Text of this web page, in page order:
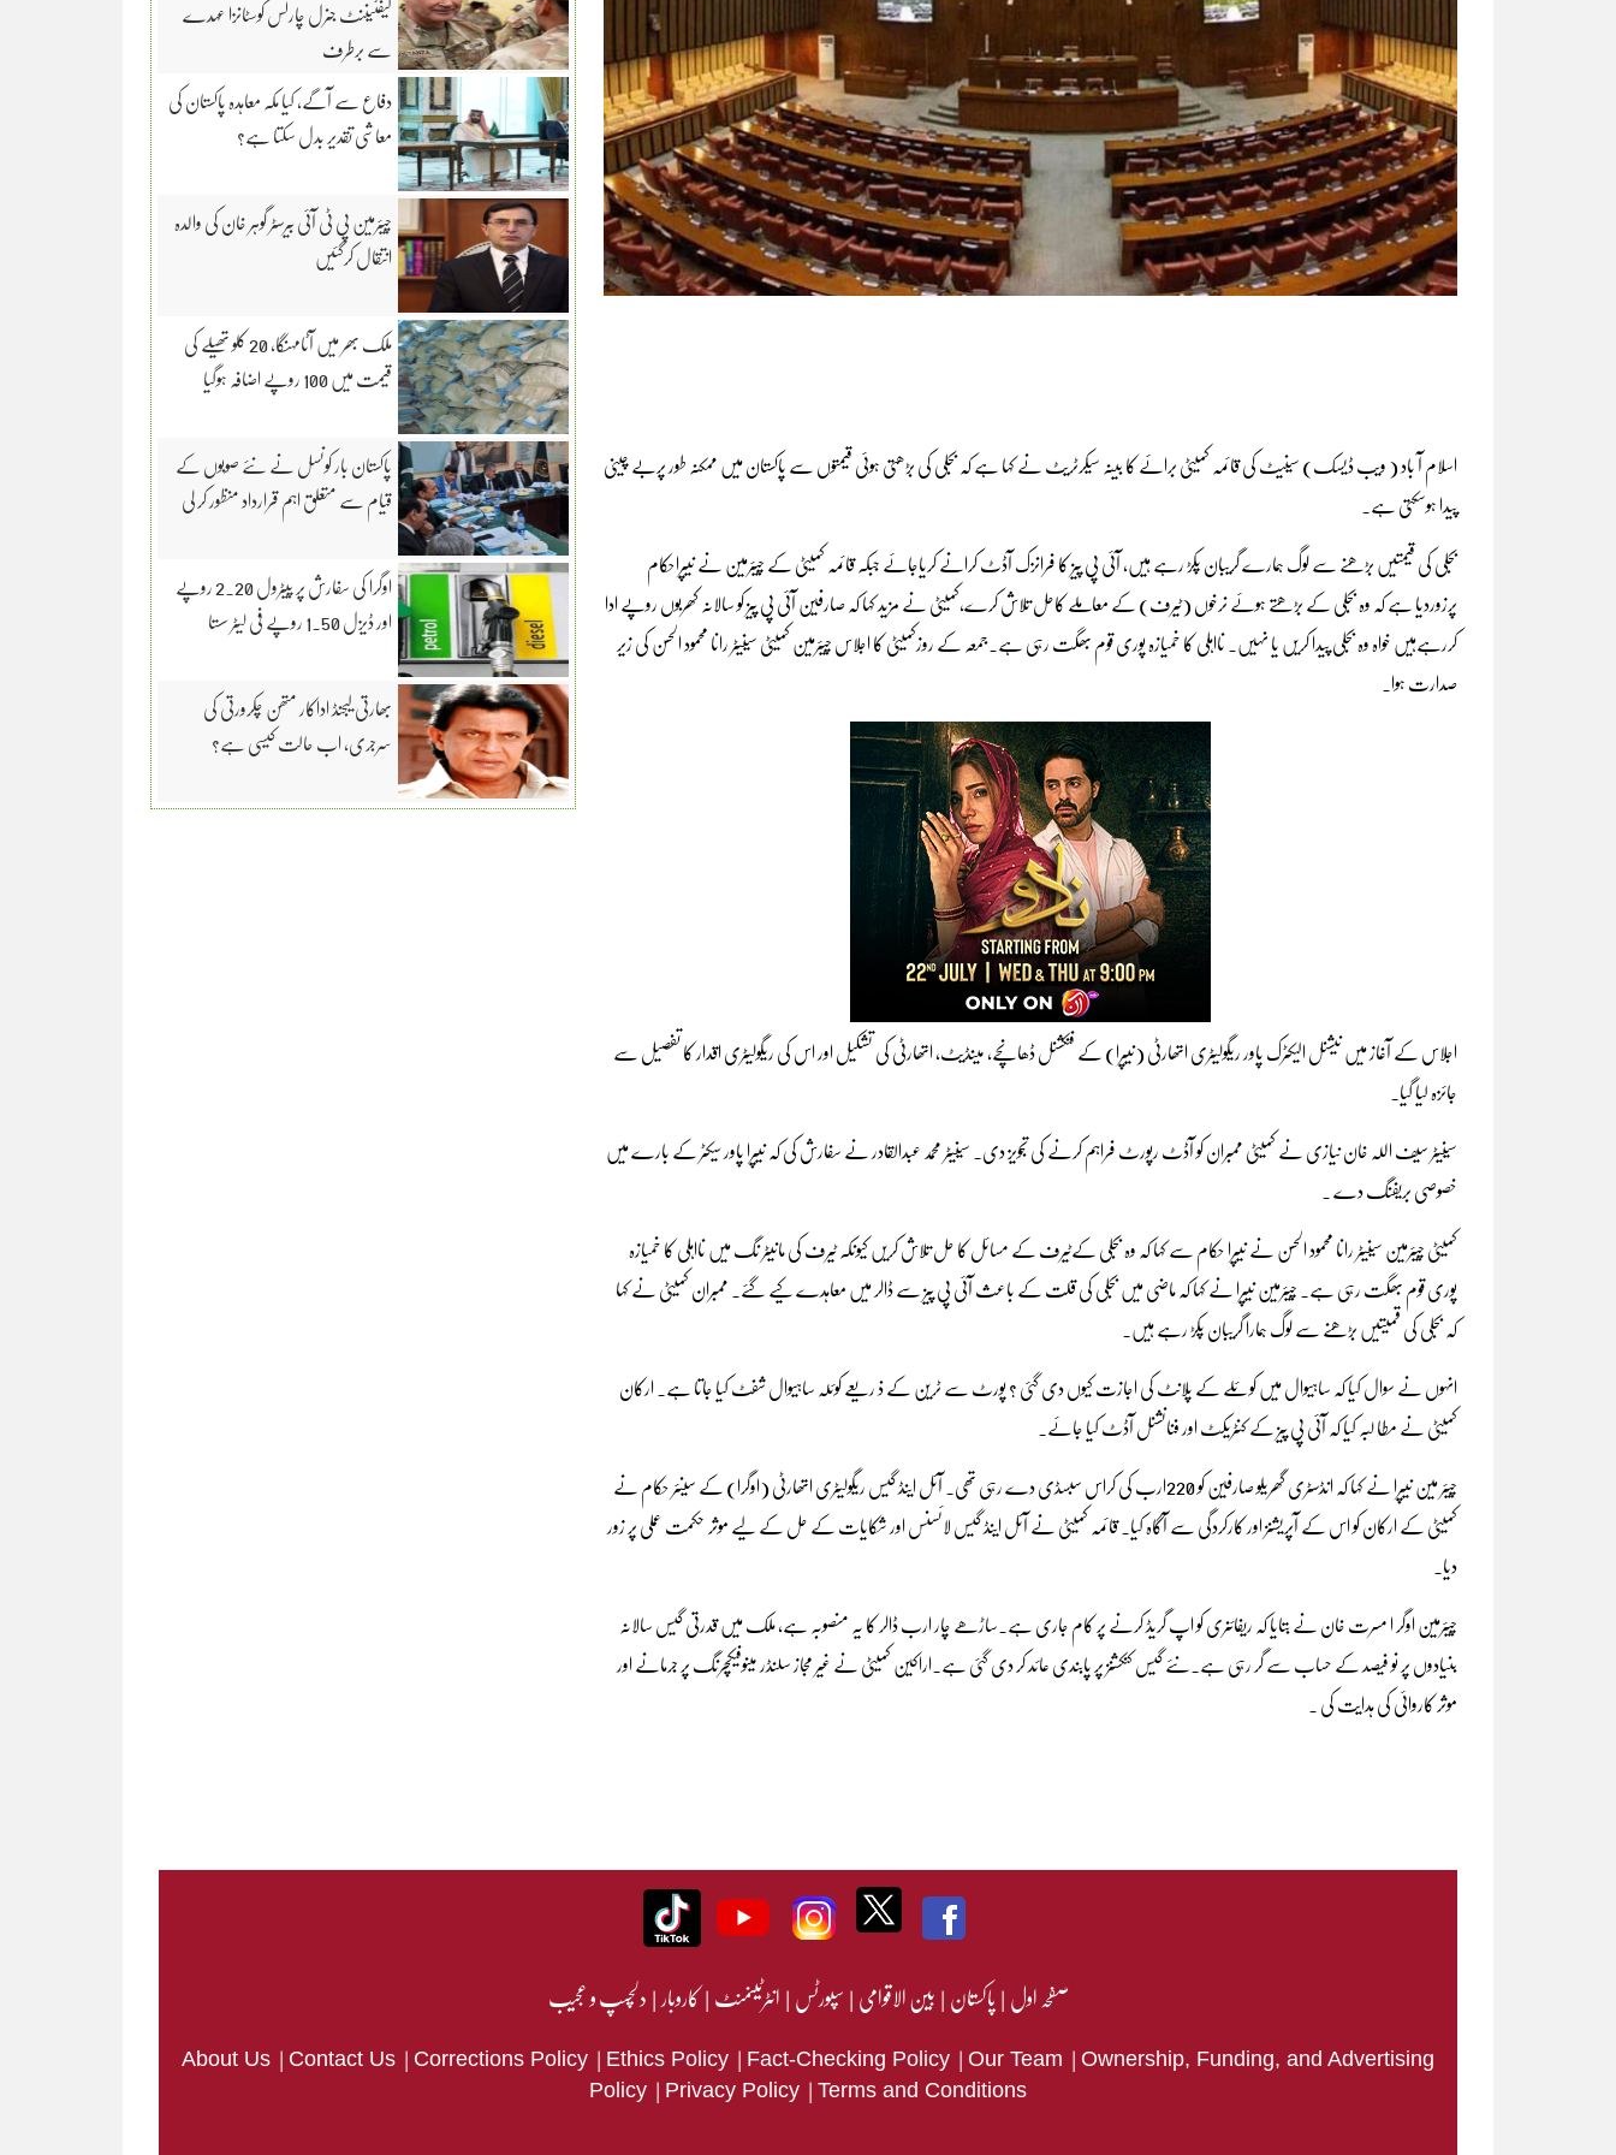
اسلام آ باد ( ویب ڈیسک) سینیٹ کی قائمہ کمیٹی برائے کا بینہ سیکرٹریٹ نے کہا ہے کہ بجلی کی بڑھتی ہوئی قیمتوں سے پاکستان میں ممکنہ طور پربے چینی
پیدا ہوسکتی ہے۔
بجلی کی قیمتیں بڑھنے سے لوگ ہمارے گریبان پکڑ رہے ہیں، آئی پی پیز کا فرانزک آڈٹ کرانے کریاجائے جبکہ قائمہ کمیٹی کے چیئرمین نے نیپراحکام
پرزوردیا ہے کہ وہ بجلی کے بڑھتے ہوئے نرخوں (ٹیرف) کے معاملے کاحل تلاش کرے،کمیٹی نے مزید کہا کہ صارفین آئی پی پیز کو سالانہ کھربوں روپے ادا
کررہےہیں خواہ وہ بجلی پیدا کریں یا نہیں۔ نااہلی کا خمیازہ پوری قوم بھگت رہی ہے۔جمعہ کے روزکمیٹی کا اجلاس چیئرمین کمیٹی سینیٹر رانا محمود الحسن کی زیر
صدارت ہوا۔
اجلاس کے آغاز میں نیشنل الیکٹرک پاور ریگولیٹری اتھارٹی (نیپرا) کے فنکشنل ڈھانچے، مینڈیٹ، اتھارٹی کی تشکیل اور اس کی ریگولیٹری اقدار کا تفصیل سے
جائزہ لیا گیا۔
سینیٹر سیف اللہ خان نیازی نے کمیٹی ممبران کو آڈٹ رپورٹ فراہم کرنے کی تجویز دی۔ سینیٹر محمد عبدالقادر نے سفارش کی کہ نیپرا پاور سیکٹر کے بارے میں
خصوصی بریفنگ دے ۔
کمیٹی چیئرمین سینیٹر رانا محمود الحسن نے نیپرا حکام سے کہا کہ وہ بجلی کےٹیرف کے مسائل کا حل تلاش کریں کیونکہ ٹیرف کی مانیٹر نگ میں نااہلی کا خمیازہ
پوری قوم بھگت رہی ہے۔‎ چیئرمین نیپرا نے کہا کہ ماضی میں بجلی کی قلت کے باعث آئی پی پیز سے ڈالر میں معاہدے کیے گئے۔ ممبران کمیٹی نے کہا
کہ بجلی کی قمیتیں بڑھنے سے لوگ ہمارا گریبان پکڑ رہے ہیں۔
انہوں نے سوال کیا کہ ساہیوال میں کوئلے کے پلانٹ کی اجازت کیوں دی گئی ؟ پورٹ سے ٹرین کے ذ ریعے کوئلہ ساہیوال شفٹ کیا جاتا ہے۔ ارکان
کمیٹی نے مطا لبہ کیا کہ آئی پی پیز کے کنٹریکٹ اور فنانشنل آڈٹ کیا جائے۔
چیئر مین نیپرا نے کہا کہ انڈسٹری گھریلو صارفین کو 220ارب کی کراس سبسڈی دے رہی تھی۔ آئل اینڈ گیس ریگولیٹری اتھارٹی (اوگرا) کے سینئر حکام نے
کمیٹی کے ارکان کو اس کے آپریشنز اور کارکردگی سے آگاہ کیا۔ ‎قائمہ کمیٹی نے آئل اینڈ گیس لائسنس اور شکایات کے حل کے لیے موثر حکمت عملی پر زور
دیا۔
چیئرمین اوگر ا مسرت خان نے بتایا کہ ریفائنری کو اپ گریڈ کرنے پر کام جاری ہے۔ساڑھے چار ارب ڈالر کا یہ منصوبہ ہے، ملک میں قدرتی گیس سالانہ
بنیادوں پر نو فیصد کے حساب سے گر رہی ہے۔نئے گیس کنکشنز پر پابندی عائد کر دی گئی ہے۔‎اراکین کمیٹی نے غیر مجاز سلنڈر مینوفیکچرنگ پر جرمانے اور
موثر کاروائی کی ہدایت کی ۔
لیفٹیننٹ جنرل چارلس کوسٹانزا عہدے
سے برطرف
دفاع سے آگے، کیا مکہ معاہدہ پاکستان کی
معاشی تقدیر بدل سکتا ہے؟
چیئرمین پی ٹی آئی بیرسٹر گوہر خان کی والدہ
انتقال کرگئیں
ملک بھر میں آٹامہنگا، 20 کلو تھیلے کی
قیمت میں 100 روپے اضافہ ہوگیا
پاکستان بار کونسل نے نئے صوبوں کے
قیام سے متعلق اہم قرارداد منظور کر لی
اوگرا کی سفارش پر پیٹرول 2.20 روپے
اور ڈیزل 1.50 روپے فی لیٹر سستا
بھارتی لیجنڈ اداکار متھن چکرورتی کی
سرجری، اب حالت کیسی ہے؟
صفحہ اول|پاکستان|بین الاقوامی|سپورٹس|انٹرٹینمنٹ|کاروبار|دلچسپ و عجیب
About Us | Contact Us | Corrections Policy | Ethics Policy | Fact-Checking Policy | Our Team | Ownership, Funding, and Advertising
Policy | Privacy Policy | Terms and Conditions